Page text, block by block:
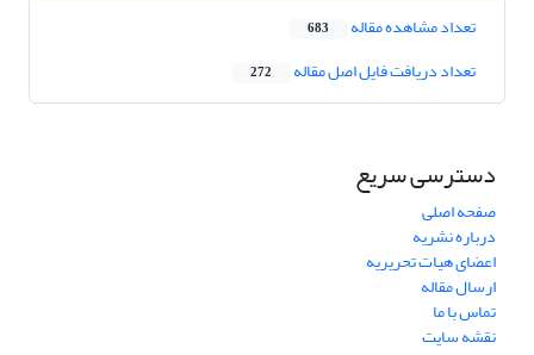
تعداد مشاهده مقاله 683
تعداد دریافت فایل اصل مقاله 272
دسترسی سریع
صفحه اصلی
درباره نشریه
اعضای هیات تحریریه
ارسال مقاله
تماس با ما
نقشه سایت